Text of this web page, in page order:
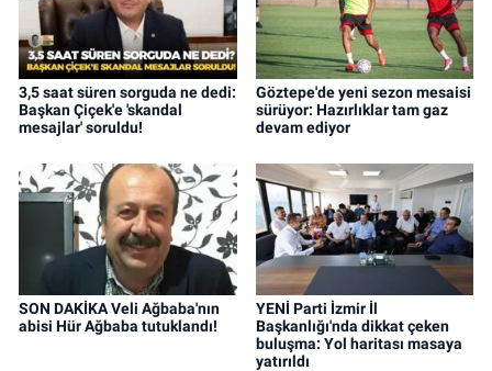
3,5 saat süren sorguda ne dedi:
Başkan Çiçek'e 'skandal
mesajlar' soruldu!
Göztepe'de yeni sezon mesaisi
sürüyor: Hazırlıklar tam gaz
devam ediyor
SON DAKİKA Veli Ağbaba'nın
abisi Hür Ağbaba tutuklandı!
YENİ Parti İzmir İl
Başkanlığı'nda dikkat çeken
buluşma: Yol haritası masaya
yatırıldı